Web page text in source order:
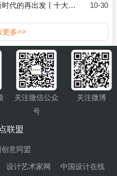
10-30
大青年摄影家：影像聚焦40年
更多>>
关注微信公众
号
关注微博
联盟
创意同盟
设计艺术家网 中国设计在线